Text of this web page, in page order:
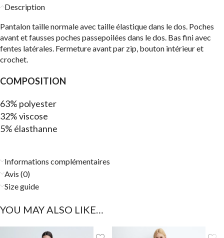
Description
Pantalon taille normale avec taille élastique dans le dos. Poches
avant et fausses poches passepoilées dans le dos. Bas fini avec
fentes latérales. Fermeture avant par zip, bouton intérieur et
crochet.
COMPOSITION
63% polyester
32% viscose
5% élasthanne
Informations complémentaires
Avis (0)
Size guide
YOU MAY ALSO LIKE…